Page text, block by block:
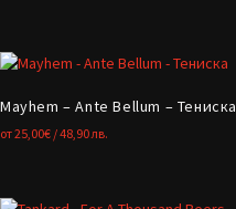
Mayhem – Ante Bellum – Тениска
от25,00€ / 48,90 лв.